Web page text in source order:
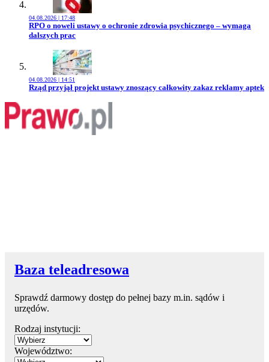
04.08.2026 | 17:48
Przejdź do artykułu:
RPO o noweli ustawy o ochronie zdrowia psychicznego – wymaga
dalszych prac
04.08.2026 | 14:51
Przejdź do artykułu:
Rząd przyjął projekt ustawy znoszący całkowity zakaz reklamy aptek
Baza teleadresowa
Sprawdź darmowy dostęp do pełnej bazy m.in. sądów i
urzędów.
Rodzaj instytucji:
Województwo: